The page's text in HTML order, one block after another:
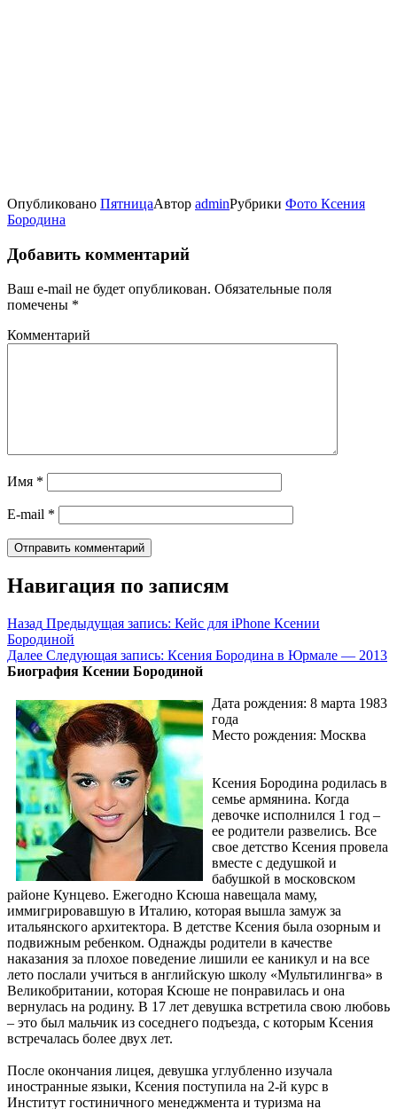
Опубликовано ПятницаАвтор adminРубрики Фото Ксения
Бородина
Добавить комментарий
Ваш e-mail не будет опубликован. Обязательные поля
помечены *
Комментарий
Имя *
E-mail *
Навигация по записям
Назад Предыдущая запись: Кейс для iPhone Ксении
Бородиной
Далее Следующая запись: Ксения Бородина в Юрмале — 2013
Биография Ксении Бородиной
Дата рождения: 8 марта 1983
года
Место рождения: Москва
Ксения Бородина родилась в
семье армянина. Когда
девочке исполнился 1 год –
ее родители развелись. Все
свое детство Ксения провела
вместе с дедушкой и
бабушкой в московском
районе Кунцево. Ежегодно Ксюша навещала маму,
иммигрировавшую в Италию, которая вышла замуж за
итальянского архитектора. В детстве Ксения была озорным и
подвижным ребенком. Однажды родители в качестве
наказания за плохое поведение лишили ее каникул и на все
лето послали учиться в английскую школу «Мультилингва» в
Великобритании, которая Ксюше не понравилась и она
вернулась на родину. В 17 лет девушка встретила свою любовь
– это был мальчик из соседнего подъезда, с которым Ксения
встречалась более двух лет.
После окончания лицея, девушка углубленно изучала
иностранные языки, Ксения поступила на 2-й курс в
Институт гостиничного менеджмента и туризма на